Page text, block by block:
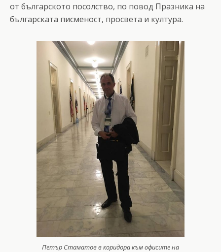
от българското посолство, по повод Празника на
българската писменост, просвета и култура.
Петър Стаматов в коридора към офисите на